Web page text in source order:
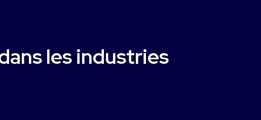
les industries